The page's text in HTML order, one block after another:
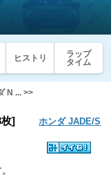
ヒストリ
ラップ
タイム
N ... >>
] ホンダ JADE/S